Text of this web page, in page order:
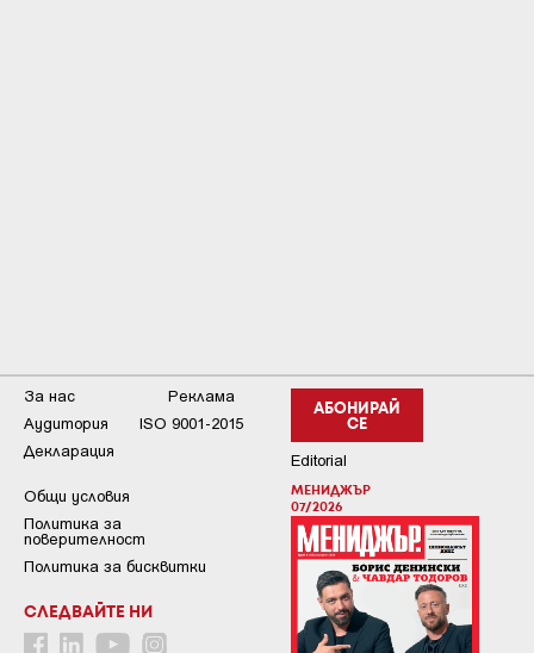
АБОНИРАЙ
СЕ
Editorial
МЕНИДЖЪР
07/2026
За нас
Реклама
Аудитория
ISO 9001-2015
Декларация
Общи условия
Пoлитикa зa
пoвepитeлнocт
Политика за бисквитки
СЛЕДВАЙТЕ НИ